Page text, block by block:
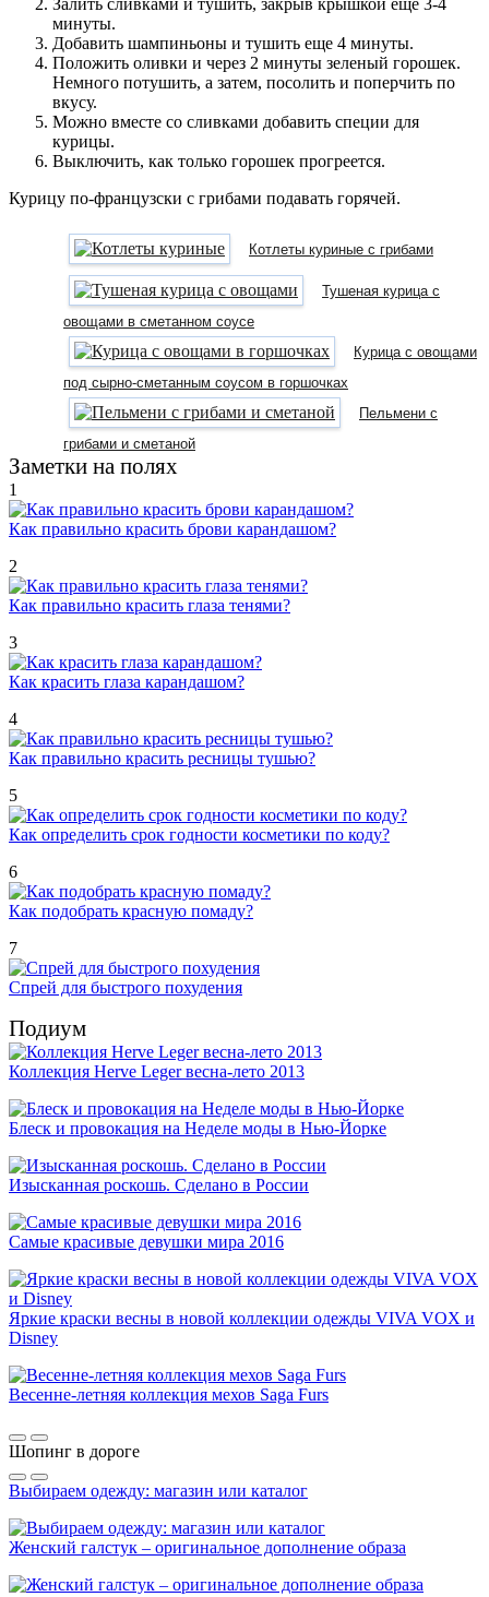
минуты.
Добавить шампиньоны и тушить еще 4 минуты.
Положить оливки и через 2 минуты зеленый горошек.
Немного потушить, а затем, посолить и поперчить по
вкусу.
Можно вместе со сливками добавить специи для
курицы.
Выключить, как только горошек прогреется.
Курицу по-французски с грибами подавать горячей.
Котлеты куриные с грибами
Тушеная курица с
овощами в сметанном соусе
Курица с овощами
под сырно-сметанным соусом в горшочках
Пельмени с
грибами и сметаной
Заметки на полях
1
Как правильно красить брови карандашом?
2
Как правильно красить глаза тенями?
3
Как красить глаза карандашом?
4
Как правильно красить ресницы тушью?
5
Как определить срок годности косметики по коду?
6
Как подобрать красную помаду?
7
Спрей для быстрого похудения
Подиум
Коллекция Herve Leger весна-лето 2013
Блеск и провокация на Неделе моды в Нью-Йорке
Изысканная роскошь. Сделано в России
Самые красивые девушки мира 2016
Яркие краски весны в новой коллекции одежды VIVA VOX и
Disney
Весенне-летняя коллекция мехов Saga Furs
Шопинг в дороге
Выбираем одежду: магазин или каталог
Женский галстук – оригинальное дополнение образа